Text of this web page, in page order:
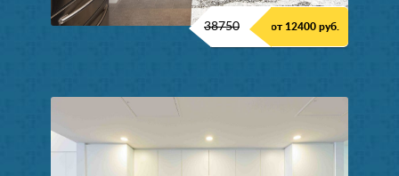
38750 от 12400 руб.